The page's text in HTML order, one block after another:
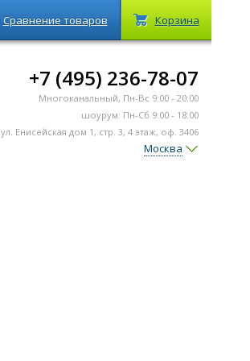
Сравнение товаров Корзина
+7 (495) 236-78-07
Многоканальный, Пн-Вс 9:00 - 20:00
шоурум: Пн-Сб 9:00 - 18:00
ул. Енисейская дом 1, стр. 3, 4 этаж, оф. 3406
Москва